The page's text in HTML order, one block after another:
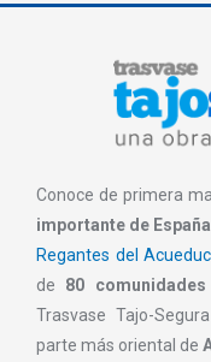
Conoce de primera
importante de
Regantes del
de 80
Trasvase Tajo-
parte más oriental de